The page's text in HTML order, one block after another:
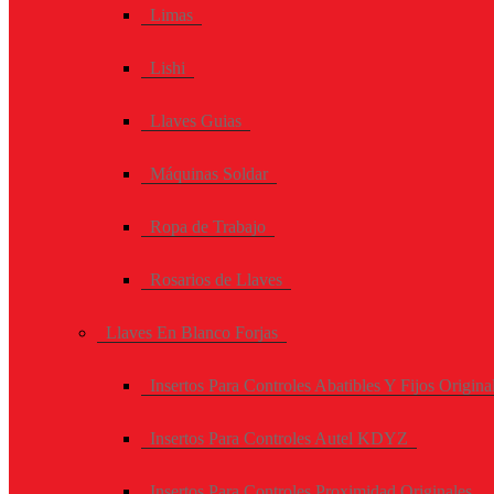
Limas
Lishi
Llaves Guias
Máquinas Soldar
Ropa de Trabajo
Rosarios de Llaves
Llaves En Blanco Forjas
Insertos Para Controles Abatibles Y Fijos
Insertos Para Controles Autel KDYZ